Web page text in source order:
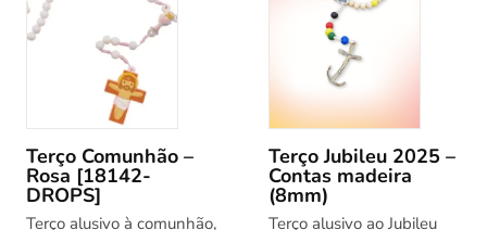
Terço Comunhão –
Rosa [18142-
DROPS]
Terço alusivo à comunhão,
Terço Jubileu 2025 –
Contas madeira
(8mm)
Terço alusivo ao Jubileu